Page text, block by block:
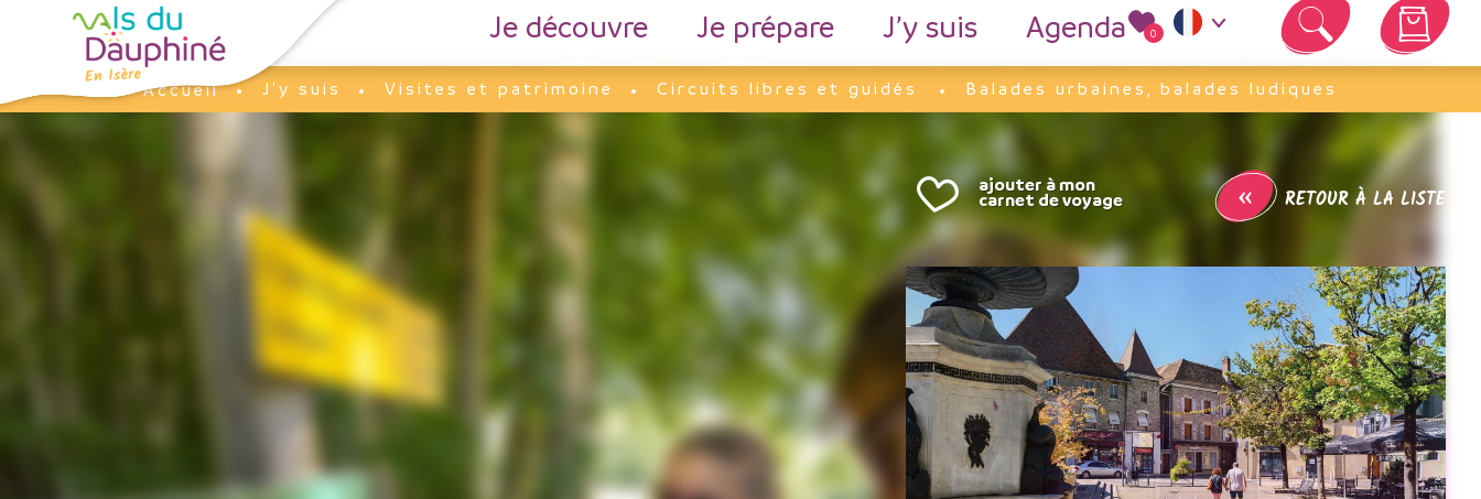
Je découvre Je prépare J’y suis Agenda 0
Votre panier est vide
Accueil
J'y suis Visites et patrimoine Circuits libres et guidés Balades urbaines, balades ludiques
« RETOUR À LA LISTE
Panneau de gestion des cookies